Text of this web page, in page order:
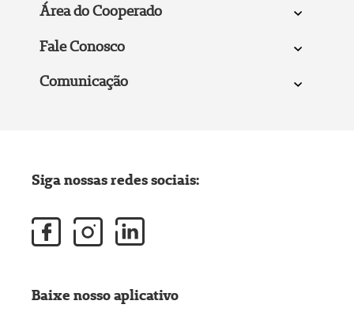
Área do Cooperado
Fale Conosco
Comunicação
Siga nossas redes sociais:
Baixe nosso aplicativo